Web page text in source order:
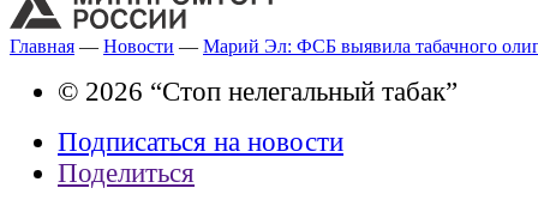
Главная — Новости — Марий Эл: ФСБ выявила табачного
© 2026 “Стоп нелегальный табак”
Подписаться на новости
Поделиться